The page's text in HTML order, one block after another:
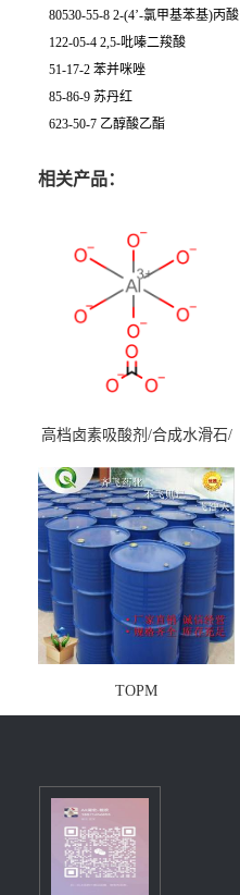
80530-55-8 2-(4’-氯甲基苯基)丙酸
122-05-4 2,5-吡嗪二羧酸
51-17-2 苯并咪唑
85-86-9 苏丹红
623-50-7 乙醇酸乙酯
相关产品：
高档卤素吸酸剂/合成水滑石/
TOPM